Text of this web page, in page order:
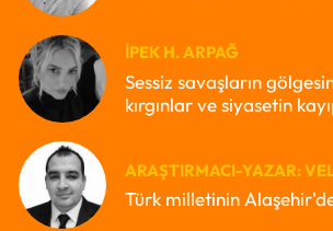
İPEK H. ARPAĞ
Sessiz savaşların
kırgınlar ve siyasetin
ARAŞTIRMACI-YAZAR:
Türk milletinin